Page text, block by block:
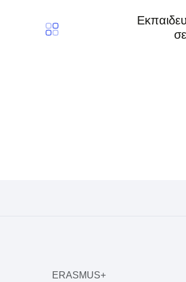
ERASMUS+